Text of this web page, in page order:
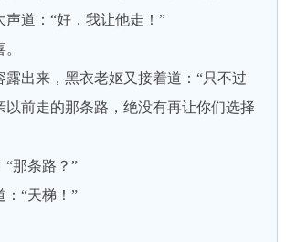
声道：“好，我让他走！”
出来，黑衣老妪又接着道：“只不过
以前走的那条路，绝没有再让你们选择
条路？”
“天梯！”